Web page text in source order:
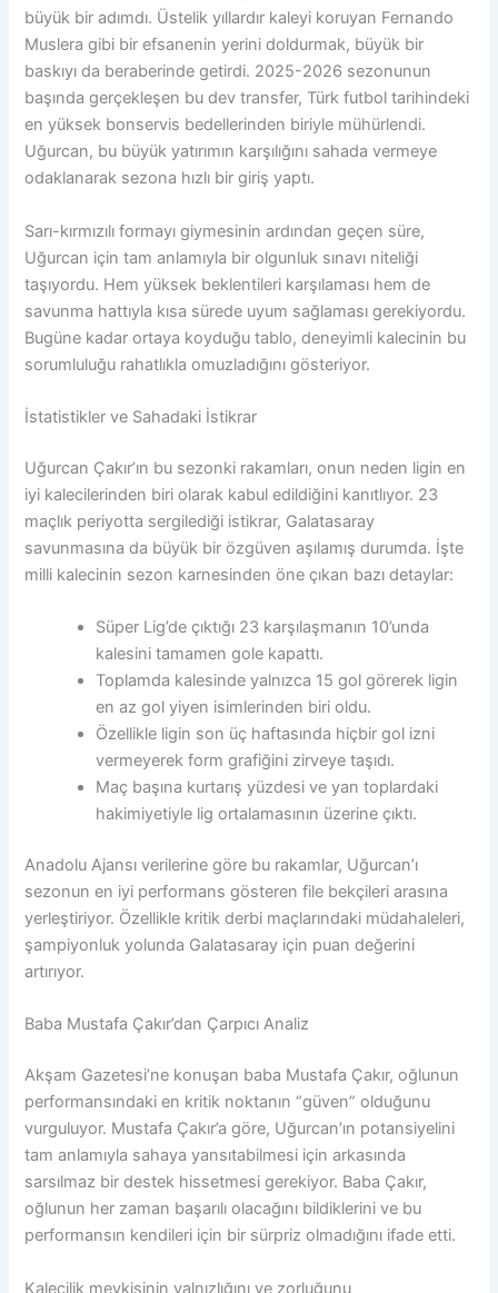
büyük bir adımdı. Üstelik yıllardır kaleyi koruyan Fernando
Muslera gibi bir efsanenin yerini doldurmak, büyük bir
baskıyı da beraberinde getirdi. 2025-2026 sezonunun
başında gerçekleşen bu dev transfer, Türk futbol tarihindeki
en yüksek bonservis bedellerinden biriyle mühürlendi.
Uğurcan, bu büyük yatırımın karşılığını sahada vermeye
odaklanarak sezona hızlı bir giriş yaptı.
Sarı-kırmızılı formayı giymesinin ardından geçen süre,
Uğurcan için tam anlamıyla bir olgunluk sınavı niteliği
taşıyordu. Hem yüksek beklentileri karşılaması hem de
savunma hattıyla kısa sürede uyum sağlaması gerekiyordu.
Bugüne kadar ortaya koyduğu tablo, deneyimli kalecinin bu
sorumluluğu rahatlıkla omuzladığını gösteriyor.
İstatistikler ve Sahadaki İstikrar
Uğurcan Çakır’ın bu sezonki rakamları, onun neden ligin en
iyi kalecilerinden biri olarak kabul edildiğini kanıtlıyor. 23
maçlık periyotta sergilediği istikrar, Galatasaray
savunmasına da büyük bir özgüven aşılamış durumda. İşte
milli kalecinin sezon karnesinden öne çıkan bazı detaylar:
Süper Lig’de çıktığı 23 karşılaşmanın 10’unda
kalesini tamamen gole kapattı.
Toplamda kalesinde yalnızca 15 gol görerek ligin
en az gol yiyen isimlerinden biri oldu.
Özellikle ligin son üç haftasında hiçbir gol izni
vermeyerek form grafiğini zirveye taşıdı.
Maç başına kurtarış yüzdesi ve yan toplardaki
hakimiyetiyle lig ortalamasının üzerine çıktı.
Anadolu Ajansı verilerine göre bu rakamlar, Uğurcan’ı
sezonun en iyi performans gösteren file bekçileri arasına
yerleştiriyor. Özellikle kritik derbi maçlarındaki müdahaleleri,
şampiyonluk yolunda Galatasaray için puan değerini
artırıyor.
Baba Mustafa Çakır’dan Çarpıcı Analiz
Akşam Gazetesi’ne konuşan baba Mustafa Çakır, oğlunun
performansındaki en kritik noktanın “güven” olduğunu
vurguluyor. Mustafa Çakır’a göre, Uğurcan’ın potansiyelini
tam anlamıyla sahaya yansıtabilmesi için arkasında
sarsılmaz bir destek hissetmesi gerekiyor. Baba Çakır,
oğlunun her zaman başarılı olacağını bildiklerini ve bu
performansın kendileri için bir sürpriz olmadığını ifade etti.
Kalecilik mevkisinin yalnızlığını ve zorluğunu